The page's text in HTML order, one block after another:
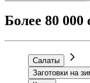
Более 80
Салаты
Заготовки на